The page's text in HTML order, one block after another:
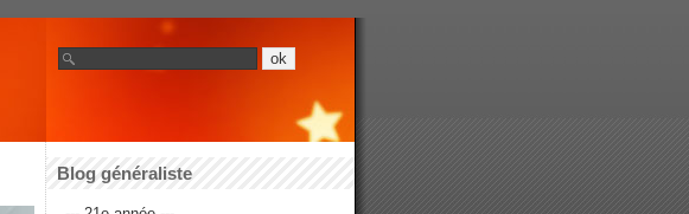
Blog généraliste